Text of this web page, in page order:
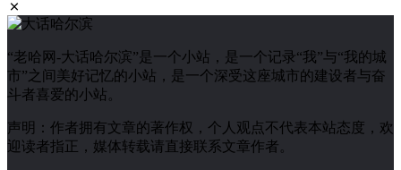
“老哈网-大话哈尔滨”是一个小站，是一个记录“我”与“我的城
市”之间美好记忆的小站，是一个深受这座城市的建设者与奋
斗者喜爱的小站。
声明：作者拥有文章的著作权，个人观点不代表本站态度，欢
迎读者指正，媒体转载请直接联系文章作者。